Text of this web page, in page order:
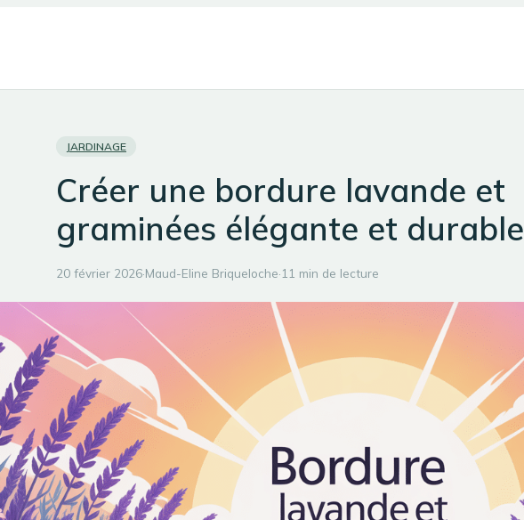
JARDINAGE
Créer une bordure lavande et
graminées élégante et durable
20 février 2026·Maud-Eline Briqueloche·11 min de lecture